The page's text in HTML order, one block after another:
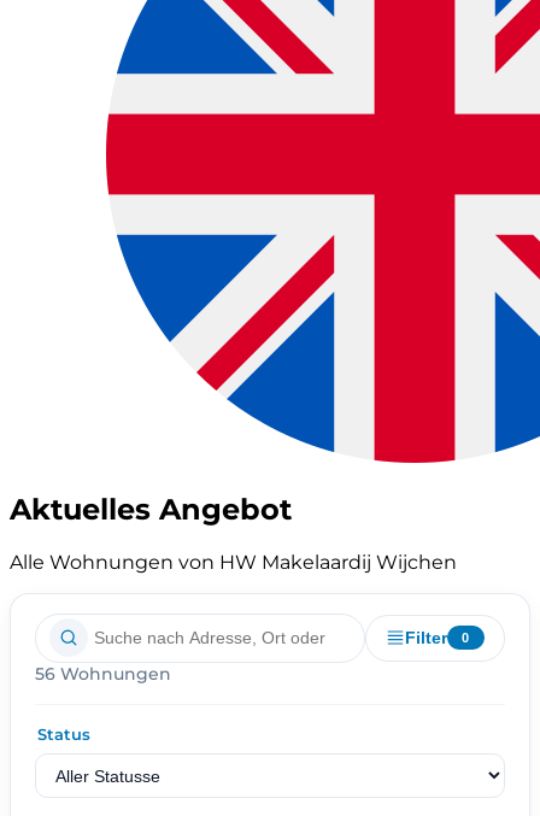
Aktuelles Angebot
Alle Wohnungen von HW Makelaardij Wijchen
Filter 0
56 Wohnungen
Status